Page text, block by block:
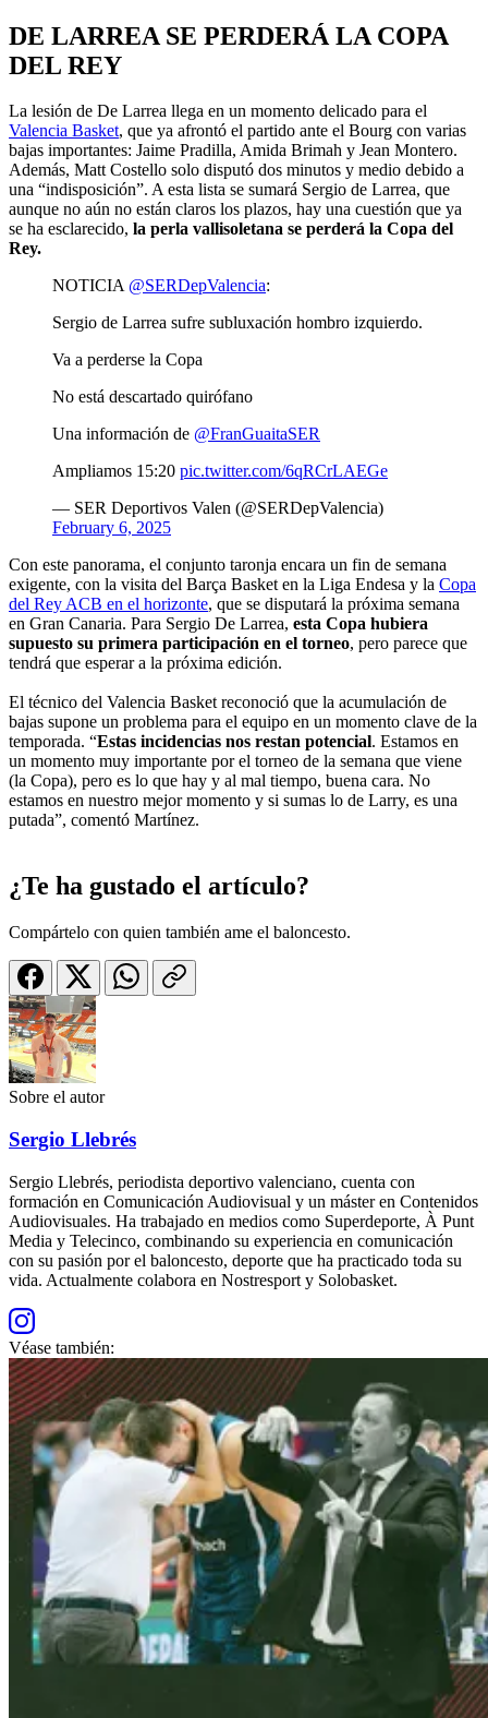
DE LARREA SE PERDERÁ LA COPA
DEL REY
La lesión de De Larrea llega en un momento delicado para el
Valencia Basket, que ya afrontó el partido ante el Bourg con varias
bajas importantes: Jaime Pradilla, Amida Brimah y Jean Montero.
Además, Matt Costello solo disputó dos minutos y medio debido a
una “indisposición”. A esta lista se sumará Sergio de Larrea, que
aunque no aún no están claros los plazos, hay una cuestión que ya
se ha esclarecido, la perla vallisoletana se perderá la Copa del
Rey.
NOTICIA @SERDepValencia:
Sergio de Larrea sufre subluxación hombro izquierdo.
Va a perderse la Copa
No está descartado quirófano
Una información de @FranGuaitaSER
Ampliamos 15:20 pic.twitter.com/6qRCrLAEGe
— SER Deportivos Valen (@SERDepValencia)
February 6, 2025
Con este panorama, el conjunto taronja encara un fin de semana
exigente, con la visita del Barça Basket en la Liga Endesa y la Copa
del Rey ACB en el horizonte, que se disputará la próxima semana
en Gran Canaria. Para Sergio De Larrea, esta Copa hubiera
supuesto su primera participación en el torneo, pero parece que
tendrá que esperar a la próxima edición.
El técnico del Valencia Basket reconoció que la acumulación de
bajas supone un problema para el equipo en un momento clave de la
temporada. “Estas incidencias nos restan potencial. Estamos en
un momento muy importante por el torneo de la semana que viene
(la Copa), pero es lo que hay y al mal tiempo, buena cara. No
estamos en nuestro mejor momento y si sumas lo de Larry, es una
putada”, comentó Martínez.
¿Te ha gustado el artículo?
Compártelo con quien también ame el baloncesto.
Sobre el autor
Sergio Llebrés
Sergio Llebrés, periodista deportivo valenciano, cuenta con
formación en Comunicación Audiovisual y un máster en Contenidos
Audiovisuales. Ha trabajado en medios como Superdeporte, À Punt
Media y Telecinco, combinando su experiencia en comunicación
con su pasión por el baloncesto, deporte que ha practicado toda su
vida. Actualmente colabora en Nostresport y Solobasket.
Véase también: